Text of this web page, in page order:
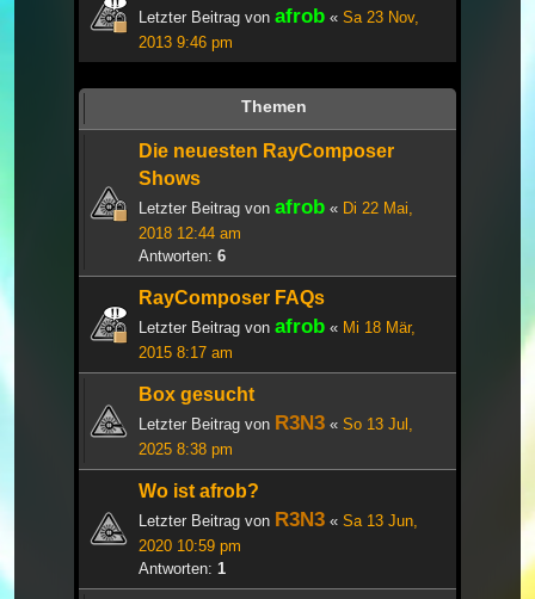
Letzter Beitrag von afrob « Sa 23 Nov,
2013 9:46 pm
Themen
Die neuesten RayComposer
Shows
Letzter Beitrag von afrob « Di 22 Mai,
2018 12:44 am
Antworten: 6
RayComposer FAQs
Letzter Beitrag von afrob « Mi 18 Mär,
2015 8:17 am
Box gesucht
Letzter Beitrag von R3N3 « So 13 Jul,
2025 8:38 pm
Wo ist afrob?
Letzter Beitrag von R3N3 « Sa 13 Jun,
2020 10:59 pm
Antworten: 1